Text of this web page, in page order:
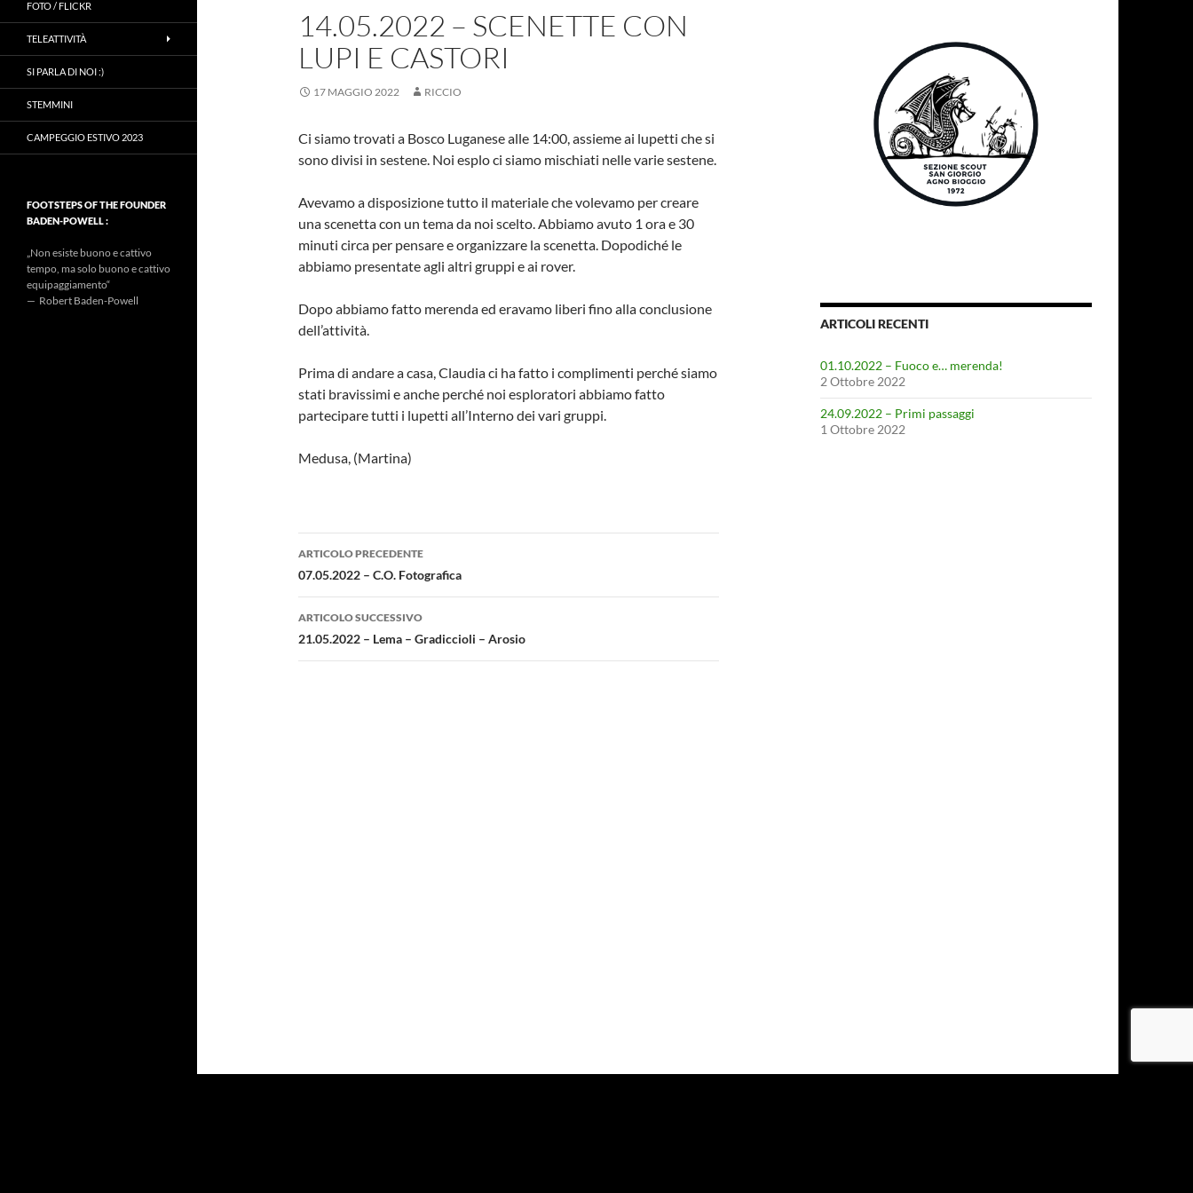
14.05.2022 – SCENETTE CON
LUPI E CASTORI
17 MAGGIO 2022 RICCIO
Ci siamo trovati a Bosco Luganese alle 14:00, assieme ai lupetti che si
sono divisi in sestene. Noi esplo ci siamo mischiati nelle varie sestene.
Avevamo a disposizione tutto il materiale che volevamo per creare
una scenetta con un tema da noi scelto. Abbiamo avuto 1 ora e 30
minuti circa per pensare e organizzare la scenetta. Dopodiché le
abbiamo presentate agli altri gruppi e ai rover.
Dopo abbiamo fatto merenda ed eravamo liberi fino alla conclusione
dell’attività.
Prima di andare a casa, Claudia ci ha fatto i complimenti perché siamo
stati bravissimi e anche perché noi esploratori abbiamo fatto
partecipare tutti i lupetti all’Interno dei vari gruppi.
Medusa, (Martina)
Navigazione
articolo
ARTICOLO PRECEDENTE
07.05.2022 – C.O. Fotografica
ARTICOLO SUCCESSIVO
21.05.2022 – Lema – Gradiccioli – Arosio
ARTICOLI RECENTI
01.10.2022 – Fuoco e… merenda!
2 Ottobre 2022
24.09.2022 – Primi passaggi
1 Ottobre 2022
FOTO / FLICKR
TELEATTIVITÀ
SI PARLA DI NOI :)
STEMMINI
CAMPEGGIO ESTIVO 2023
FOOTSTEPS OF THE FOUNDER
BADEN-POWELL :
„Non esiste buono e cattivo
tempo, ma solo buono e cattivo
equipaggiamento“
— Robert Baden-Powell